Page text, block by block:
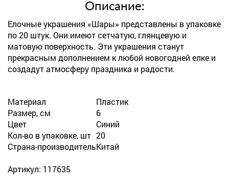
Описание:
Елочные украшения «Шары» представлены в упаковке
по 20 штук. Они имеют сетчатую, глянцевую и
матовую поверхность. Эти украшения станут
прекрасным дополнением к любой новогодней елке и
создадут атмосферу праздника и радости.
Материал
Пластик
Размер, см
6
Цвет
Синий
Кол-во в упаковке, шт 20
Страна-производительКитай
Артикул: 117635